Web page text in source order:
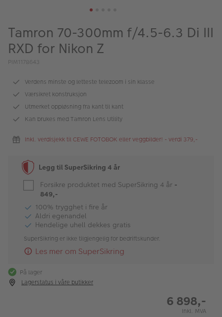
Kampanjer
Merker
Lagersalg
Bildeprodukter
Fotokurs
Butikkoversikt
Tamron 70-300mm f/4.5-6.3 Di III
RXD for Nikon Z
PIM1178643
Verdens minste og letteste telezoom i sin klasse
Værsikret konstruksjon
Utmerket oppløsning fra kant til kant
Kan brukes med Tamron Lens Utility
Inkl. verdisjekk til CEWE FOTOBOK eller veggbilder! - verdi 379,-
Legg til SuperSikring 4 år
Forsikre produktet med SuperSikring 4 år -
849,-
100% trygghet i fire år
Aldri egenandel
Hendelige uhell dekkes gratis
SuperSikring er ikke tilgjengelig for bedriftskunder.
Les mer om SuperSikring
På lager
Lagerstatus i våre butikker
6 898,-
Inkl. MVA